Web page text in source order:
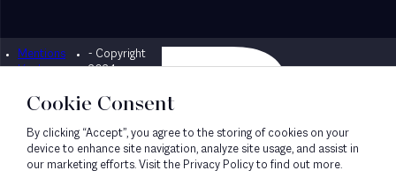
Mentions
légales
- Copyright
2024
Designed by Bonhomme
Cookie Consent
By clicking “Accept”, you agree to the storing of cookies on your
device to enhance site navigation, analyze site usage, and assist in
our marketing efforts. Visit the Privacy Policy to find out more.